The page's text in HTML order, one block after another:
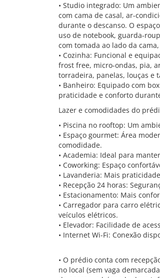
• Studio integrado: Um
com cama de casal, ar-
durante o descanso. O
uso de notebook, guarda-
com tomada ao lado da
• Cozinha: Funcional e
frost free, micro-ondas, pia,
torradeira, panelas, louças e
• Banheiro: Equipado com
praticidade e conforto
Lazer e comodidades do
• Piscina no rooftop: Um
• Espaço gourmet: Área
comodidade.
• Academia: Ideal para
• Coworking: Espaço
• Lavanderia: Mais
• Recepção 24 horas:
• Estacionamento: Mais
• Carregador para carro
veículos elétricos.
• Elevador: Facilidade de
• Internet Wi-Fi: Conexão
• O prédio conta com
no local (sem vaga